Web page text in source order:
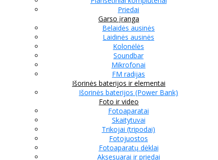
Priedai
Garso įranga
Belaidės ausinės
Laidinės ausinės
Kolonėlės
Soundbar
Mikrofonai
FM radijas
Išorinės baterijos ir elementai
Išorinės baterijos (Power Bank)
Foto ir video
Fotoaparatai
Skaitytuvai
Trikojai (tripodai)
Fotojuostos
Fotoaparatų dėklai
Aksesuarai ir priedai